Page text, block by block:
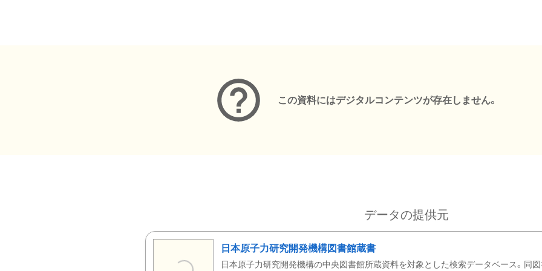
この資料にはデジタルコンテンツが存在しません。
データの提供元
日本原子力研究開発機構図書館蔵書
日本原子力研究開発機構の中央図書館所蔵資料を対象とした検索データベース。同